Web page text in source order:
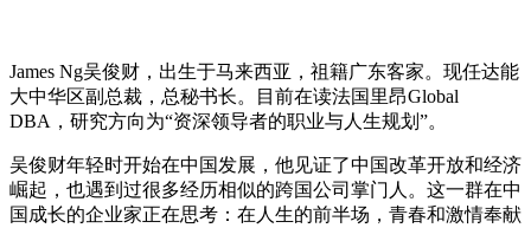
James Ng吴俊财，出生于马来西亚，祖籍广东客家。现任达能
大中华区副总裁，总秘书长。目前在读法国里昂Global
DBA，研究方向为“资深领导者的职业与人生规划”。
吴俊财年轻时开始在中国发展，他见证了中国改革开放和经济
崛起，也遇到过很多经历相似的跨国公司掌门人。这一群在中
国成长的企业家正在思考：在人生的前半场，青春和激情奉献